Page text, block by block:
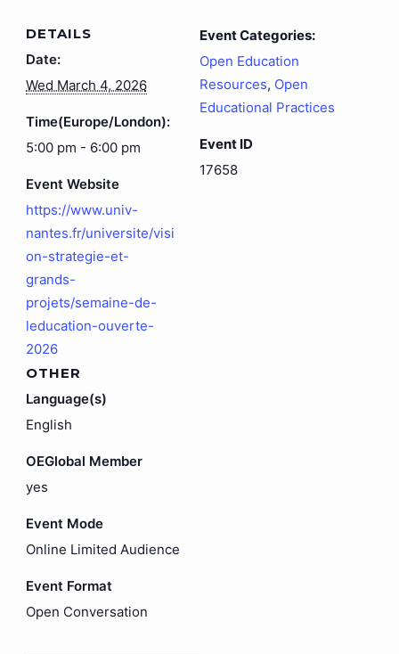
DETAILS
Date:
Wed March 4, 2026
Time(Europe/London):
5:00 pm - 6:00 pm
Event Website
https://www.univ-
nantes.fr/universite/visi
on-strategie-et-
grands-
projets/semaine-de-
leducation-ouverte-
2026
Event Categories:
Open Education
Resources, Open
Educational Practices
Event ID
17658
OTHER
Language(s)
English
OEGlobal Member
yes
Event Mode
Online Limited Audience
Event Format
Open Conversation